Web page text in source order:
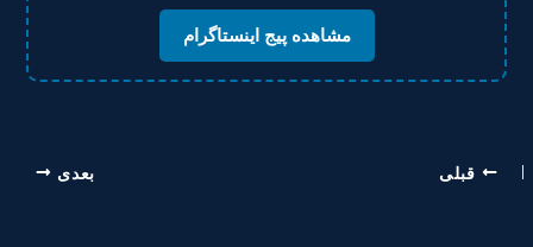
مشاهده پیج اینستاگرام
قبلی بعدی